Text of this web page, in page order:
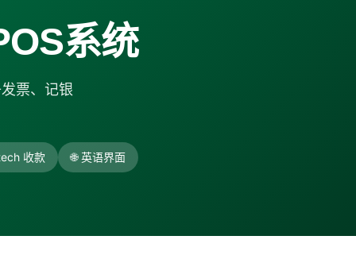
系统
票、记银
收款 🌐 英语界面